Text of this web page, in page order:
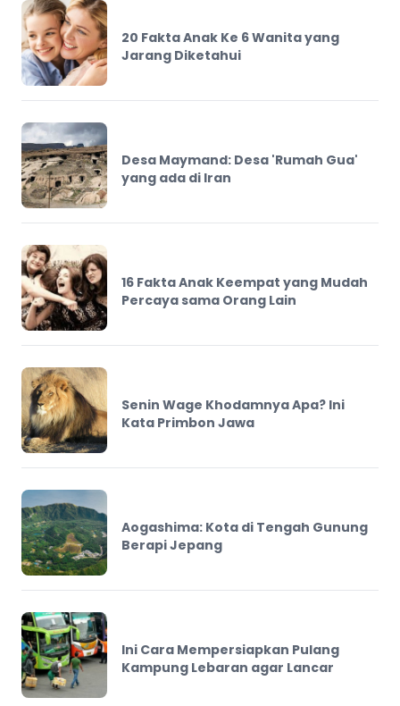
20 Fakta Anak Ke 6 Wanita yang
Jarang Diketahui
Desa Maymand: Desa 'Rumah Gua'
yang ada di Iran
16 Fakta Anak Keempat yang Mudah
Percaya sama Orang Lain
Senin Wage Khodamnya Apa? Ini
Kata Primbon Jawa
Aogashima: Kota di Tengah Gunung
Berapi Jepang
Ini Cara Mempersiapkan Pulang
Kampung Lebaran agar Lancar